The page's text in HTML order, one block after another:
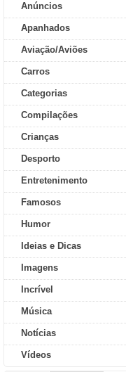
Anúncios
Apanhados
Aviação/Aviões
Carros
Categorias
Compilações
Crianças
Desporto
Entretenimento
Famosos
Humor
Ideias e Dicas
Imagens
Incrível
Música
Notícias
Vídeos